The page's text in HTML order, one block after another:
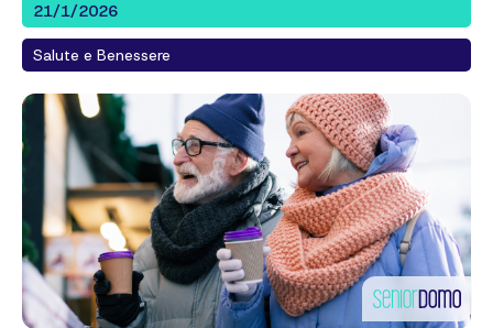
21/1/2026
Salute e Benessere